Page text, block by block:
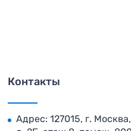
Контакты
Адрес: 127015, г.